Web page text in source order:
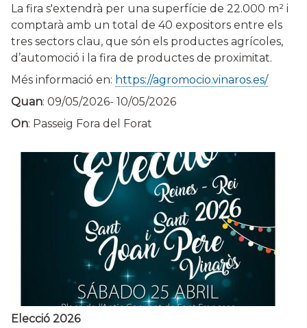
La fira s'extendrà per una superfície de 22.000 m² i
comptarà amb un total de 40 expositors entre els
tres sectors clau, que són els productes agrícoles,
d’automoció i la fira de productes de proximitat.
Més informació en: https://agromocio.vinaros.es/
Quan: 09/05/2026- 10/05/2026
On: Passeig Fora del Forat
Elecció 2026